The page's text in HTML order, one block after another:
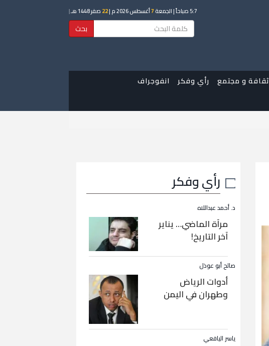
5:7 صباحاً | الجمعة7أغسطس 2026 م | 22 صفر 1448 هـ |
بحث
ثقافة و مجتمع رأي وفكر
انفوجراف
رأي وفكر
د. أحمد عبداللاه
مرآة الماضي… يناير
آخر التاريخ!
صالح أبو عوذل
أدوات الرياض
وطهران في اليمن
ياسر اليافعي